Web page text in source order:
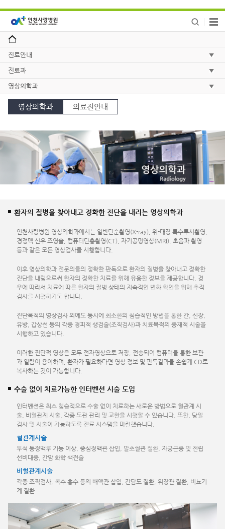
진료안내
진료과
영상의학과
영상의학과 의료진안내
환자의 질병을 찾아내고 정확한 진단을 내리는 영상의학과
인천사랑병원 영상의학과에서는 일반단순촬영(X-ray), 위-대장 특수투시촬영,
경정맥 신우 조영술, 컴퓨터단층촬영(CT), 자기공명영상(MRI), 초음파 촬영
등과 같은 모든 영상검사를 시행합니다.
이후 영상의학과 전문의들의 정확한 판독으로 환자의 질병을 찾아내고 정확한
진단을 내림으로써 환자의 정확한 치료를 위해 유용한 정보를 제공합니다. 경
우에 따라서 치료에 따른 환자의 질병 상태의 지속적인 변화 확인을 위해 추적
검사를 시행하기도 합니다.
진단목적의 영상검사 외에도 동시에 최소한의 침습적인 방법을 통한 간, 신장,
유방, 갑상선 등의 각종 경피적 생검술(조직검사)과 치료목적의 중재적 시술을
시행하고 있습니다.
이러한 진단적 영상은 모두 전자영상으로 저장, 전송되어 컴퓨터를 통한 보관
과 열람이 용이하며, 환자가 필요하다면 영상 정보 및 판독결과를 손쉽게 CD로
복사하는 것이 가능합니다.
수술 없이 치료가능한 인터벤션 시술 도입
인터벤션은 최소 침습적으로 수술 없이 치료하는 새로운 방법으로 혈관계 시
술, 비혈관계 시술, 각종 도관 관리 및 교환을 시행할 수 있습니다. 또한, 당일
검사 및 시술이 가능하도록 진료 시스템을 마련했습니다.
혈관계시술
투석 동정맥루 기능 이상, 중심정맥관 삽입, 말초혈관 질환, 자궁근종 및 전립
선비대증, 간암 화학 색전술
비혈관계시술
각종 조직검사, 복수 흉수 등의 배액관 삽입, 간담도 질환, 위장관 질환, 비뇨기
계 질환